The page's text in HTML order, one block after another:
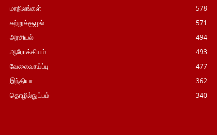
மாநிலங்கள்
578
சுற்றுச்சூழல்
571
அரசியல்
494
ஆரோக்கியம்
493
வேலைவாய்ப்பு
477
இந்தியா
362
தொழில்நுட்பம்
340